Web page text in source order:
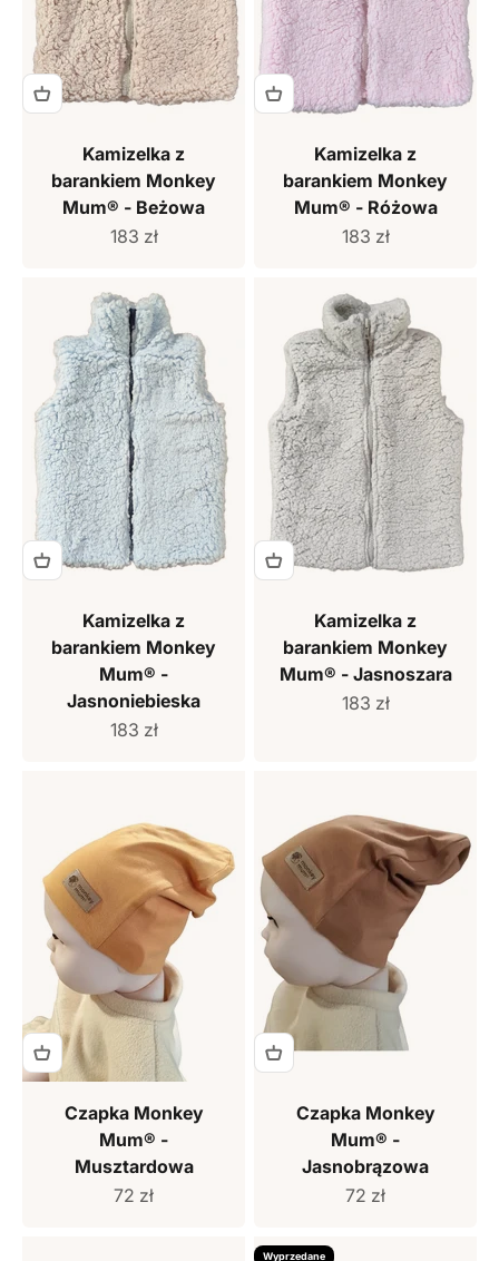
Kamizelka z
barankiem Monkey
Mum® - Beżowa
Cena sprzedaży
183 zł
Kamizelka z
barankiem Monkey
Mum® - Różowa
Cena sprzedaży
183 zł
Kamizelka z
barankiem Monkey
Mum® -
Jasnoniebieska
Cena sprzedaży
183 zł
Kamizelka z
barankiem Monkey
Mum® - Jasnoszara
Cena sprzedaży
183 zł
Czapka Monkey
Mum® -
Musztardowa
Cena sprzedaży
72 zł
Czapka Monkey
Mum® -
Jasnobrązowa
Cena sprzedaży
72 zł
Wyprzedane